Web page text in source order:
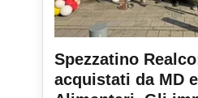
Spezzatino
acquistati da MD